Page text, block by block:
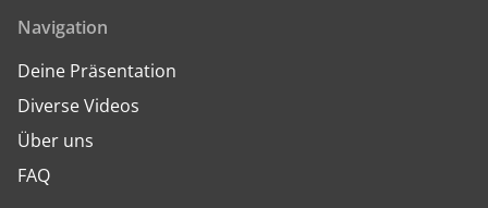
Navigation
Deine Präsentation
Diverse Videos
Über uns
FAQ